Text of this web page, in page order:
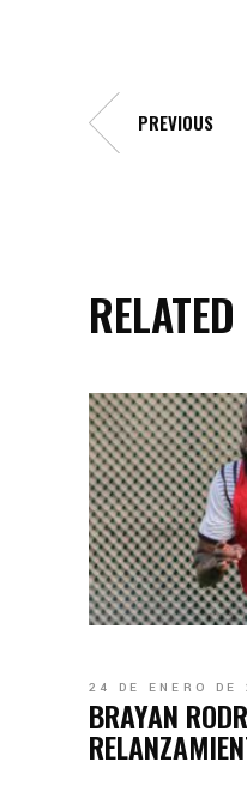
PREVIOUS
24 DE ENERO DE
BRAYAN